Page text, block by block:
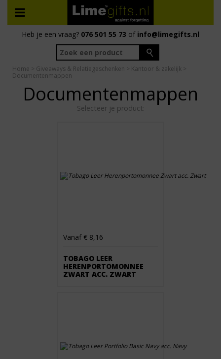
Heb je een vraag? 076 501 55 73 of info@limegifts.nl
Home > Giveaways & Relatiegeschenken > Kantoor & zakelijk >
Documentenmappen
Documentenmappen
Selecteer je product:
Vanaf € 8,16
TOBAGO LEER
HERENPORTOMONNEE
ZWART ACC. ZWART